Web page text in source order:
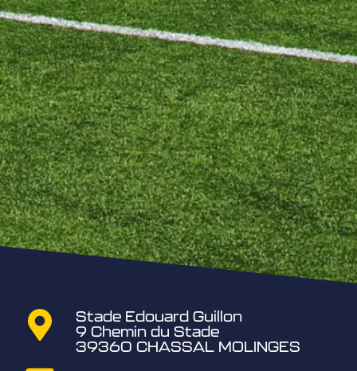
Stade Edouard Guillon
9 Chemin du Stade
39360 CHASSAL MOLINGES